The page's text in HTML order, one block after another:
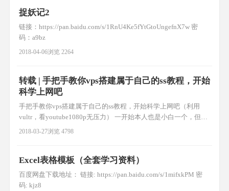
捉妖记2
链接：https://pan.baidu.com/s/1RnU4Ke5fYtGtoUngefnX7w 密
码：a9bz
2018-04-06浏览 2264
转载 | 手把手教你vps搭建属于自己的ss教程，开始
科学上网吧
手把手教你vps搭建属于自己的ss教程，开始科学上网吧（利用
vultr，看youtube1080p无压力） ​​一开始本人也是小白一个，但是
之前用过各种fq方法，都不是很理想，前些天终于开始搭建自己
putty无法连接 现象，可
2018-03-27浏览 4798
Excel表格模板（全套学习资料）
百度网盘下载地址： 链接: https://pan.baidu.com/s/1mifxkPM 密
码: kjz8